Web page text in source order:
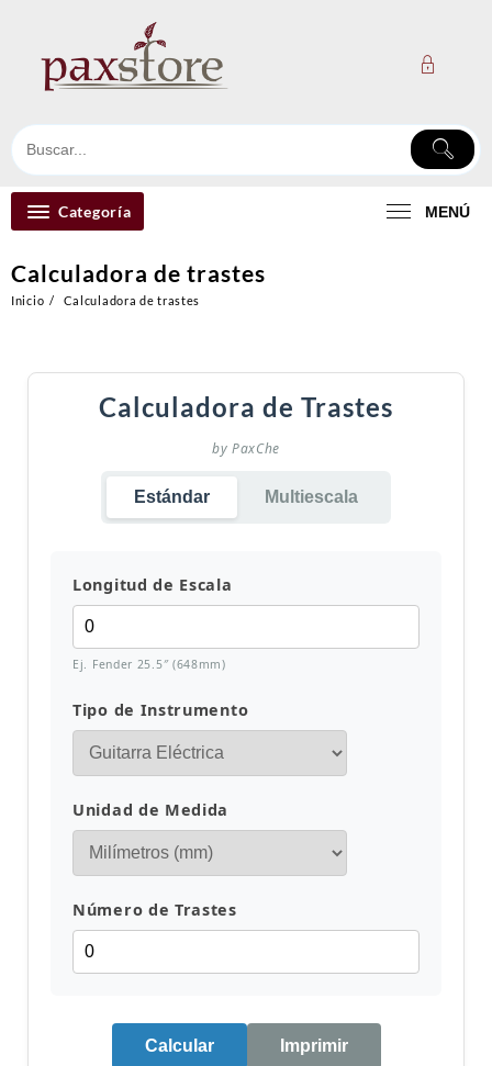
contenido
Categoría MENÚ
Calculadora de trastes
Inicio Calculadora de trastes
Calculadora de Trastes
by PaxChe
Estándar Multiescala
Longitud de Escala
Ej. Fender 25.5″ (648mm)
Tipo de Instrumento
Unidad de Medida
Número de Trastes
Calcular Imprimir